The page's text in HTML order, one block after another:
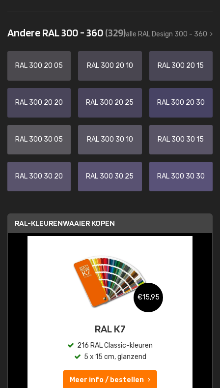
Andere RAL 300 - 360(329)alle RAL Design 300 - 360
RAL 300 20 05 RAL 300 20 10 RAL 300 20 15
RAL 300 20 20 RAL 300 20 25 RAL 300 20 30
RAL 300 30 05 RAL 300 30 10 RAL 300 30 15
RAL 300 30 20 RAL 300 30 25 RAL 300 30 30
RAL-KLEURENWAAIER KOPEN
€15,95
RAL K7
216 RAL Classic-kleuren
5 x 15 cm, glanzend
Meer info / bestellen